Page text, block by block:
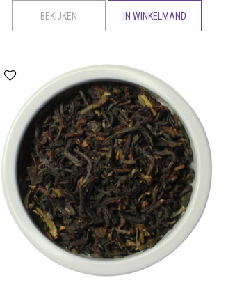
BEKIJKEN IN WINKELMAND